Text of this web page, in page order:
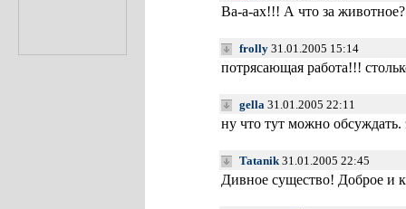
Ва-а-ах!!! А что за
frolly 31.01.2005 15:14
потрясающая работа!!!
gella 31.01.2005 22:11
ну что тут можно
Tatanik31.01.2005 22:45
Дивное существо! Доброе и